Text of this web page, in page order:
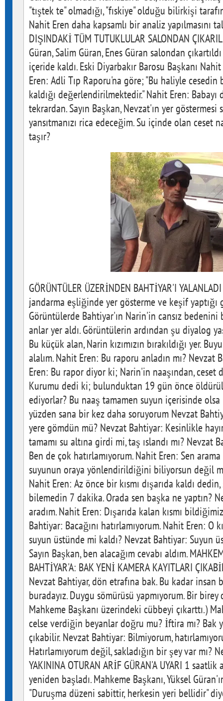
"tıştek te" olmadığı, "fıskiye" olduğu bilirkişi
Nahit Eren daha kapsamlı bir analiz yapılmasını
DIŞINDAKİ TÜM TUTUKLULAR SALONDAN
Güran, Salim Güran, Enes Güran salondan
içeride kaldı. Eski Diyarbakır Barosu Başkanı
Eren: Adli Tıp Raporu'na göre; "Bu haliyle cesedin
kaldığı değerlendirilmektedir." Nahit Eren:
tekrardan. Sayın Başkan, Nevzat'ın yer göstermesi
yansıtmanızı rica edeceğim. Su içinde olan ceset
taşır?
GÖRÜNTÜLER ÜZERİNDEN BAHTİYAR'I
jandarma eşliğinde yer gösterme ve keşif
Görüntülerde Bahtiyar'ın Narin'in cansız bedenini
anlar yer aldı. Görüntülerin ardından şu diyalog
Bu küçük alan, Narin kızımızın bırakıldığı yer.
alalım. Nahit Eren: Bu raporu anladın mı? Nevzat
Eren: Bu rapor diyor ki; Narin'in naaşından, ceset
Kurumu dedi ki; bulunduktan 19 gün önce
ediyorlar? Bu naaş tamamen suyun içerisinde
yüzden sana bir kez daha soruyorum Nevzat
yere gömdün mü? Nevzat Bahtiyar: Kesinlikle
tamamı su altına girdi mi, taş ıslandı mı? Nevzat
Ben de çok hatırlamıyorum. Nahit Eren: Sen
suyunun oraya yönlendirildiğini biliyorsun değil
Nahit Eren: Az önce bir kısmı dışarıda kaldı
bilemedin 7 dakika. Orada sen başka ne yaptın?
aradım. Nahit Eren: Dışarıda kalan kısmı
Bahtiyar: Bacağını hatırlamıyorum. Nahit Eren: O
suyun üstünde mi kaldı? Nevzat Bahtiyar: Suyun
Sayın Başkan, ben alacağım cevabı aldım.
BAHTİYAR'A: BAK YENİ KAMERA KAYITLARI
Nevzat Bahtiyar, dön etrafına bak. Bu kadar insan
buradayız. Duygu sömürüsü yapmıyorum. Bir
Mahkeme Başkanı üzerindeki cübbeyi çıkarttı.)
celse verdiğin beyanlar doğru mu? İftira mı? Bak
çıkabilir. Nevzat Bahtiyar: Bilmiyorum,
Hatırlamıyorum değil, sakladığın bir şey var mı?
YAKININA OTURAN ARİF GÜRAN'A UYARI 1
yeniden başladı. Mahkeme Başkanı, Yüksel
"Duruşma düzeni sabittir, herkesin yeri bellidir"